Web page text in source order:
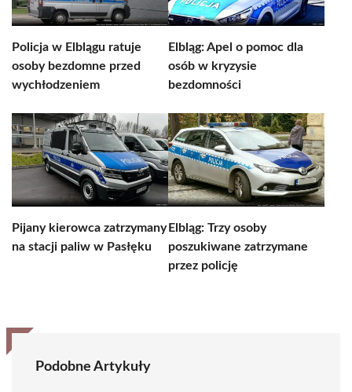
Policja w Elblągu ratuje
osoby bezdomne przed
wychłodzeniem
Elbląg: Apel o pomoc dla
osób w kryzysie
bezdomności
Pijany kierowca zatrzymany
na stacji paliw w Pasłęku
Elbląg: Trzy osoby
poszukiwane zatrzymane
przez policję
Podobne Artykuły